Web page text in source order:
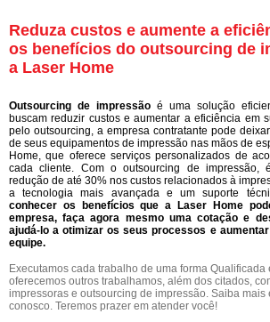
Reduza custos e aumente a
os benefícios do outsourcing de
a Laser Home
Outsourcing de impressão é uma solução
buscam reduzir custos e aumentar a eficiência em
pelo outsourcing, a empresa contratante pode
de seus equipamentos de impressão nas mãos de
Home, que oferece serviços personalizados de
cada cliente. Com o outsourcing de impressão,
redução de até 30% nos custos relacionados à
a tecnologia mais avançada e um suporte
conhecer os benefícios que a Laser Home
empresa, faça agora mesmo uma cotação e
ajudá-lo a otimizar os seus processos e
equipe.
Executamos cada trabalho de uma forma Qualificada
oferecemos outros trabalhamos, além dos citados,
impressoras e outsourcing de impressão. Saiba mais
conosco. Teremos prazer em atender você!